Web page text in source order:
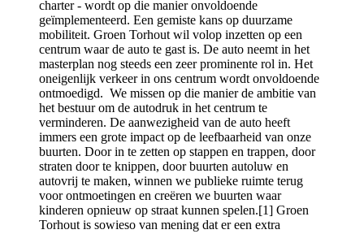
charter - wordt op die manier onvoldoende
geïmplementeerd. Een gemiste kans op duurzame
mobiliteit. Groen Torhout wil volop inzetten op een
centrum waar de auto te gast is. De auto neemt in het
masterplan nog steeds een zeer prominente rol in. Het
oneigenlijk verkeer in ons centrum wordt onvoldoende
ontmoedigd. We missen op die manier de ambitie van
het bestuur om de autodruk in het centrum te
verminderen. De aanwezigheid van de auto heeft
immers een grote impact op de leefbaarheid van onze
buurten. Door in te zetten op stappen en trappen, door
straten door te knippen, door buurten autoluw en
autovrij te maken, winnen we publieke ruimte terug
voor ontmoetingen en creëren we buurten waar
kinderen opnieuw op straat kunnen spelen.[1] Groen
Torhout is sowieso van mening dat er een extra